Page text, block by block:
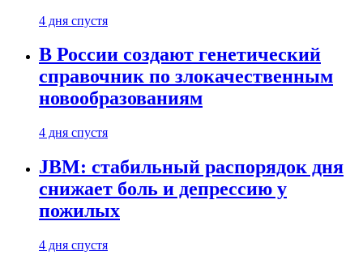
4 дня спустя
В России создают генетический
справочник по злокачественным
новообразованиям
4 дня спустя
JBM: стабильный распорядок дня
снижает боль и депрессию у
пожилых
4 дня спустя